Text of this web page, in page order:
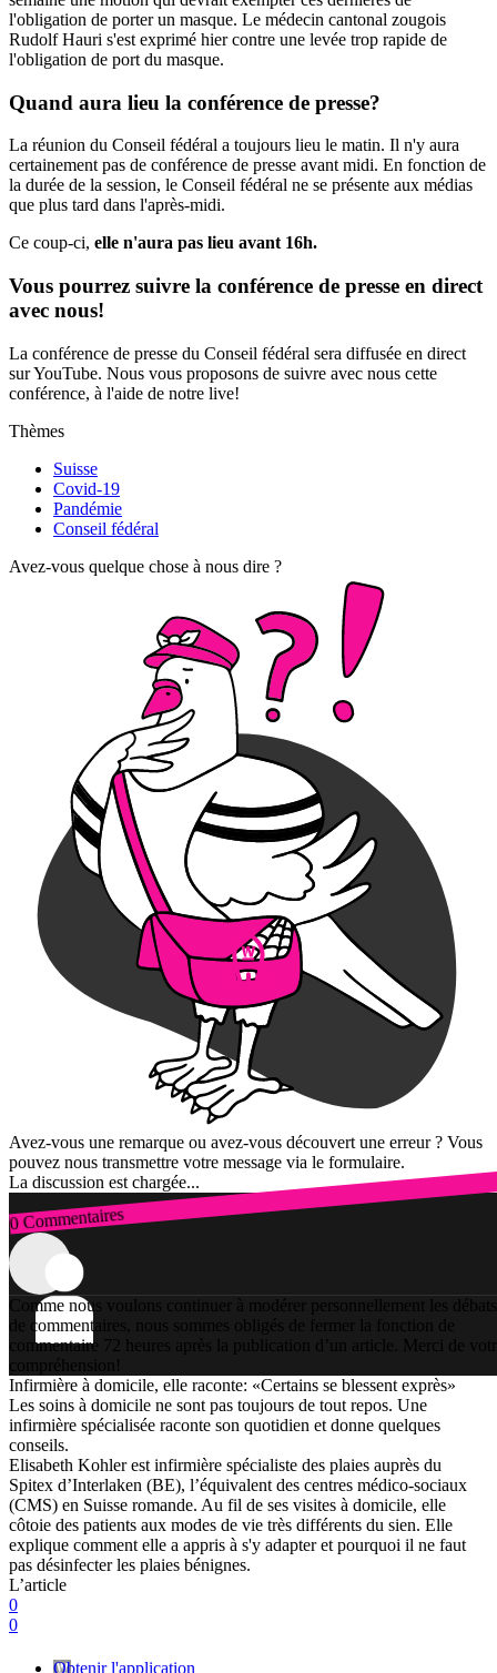
l'obligation de porter un masque. Le médecin cantonal zougois
Rudolf Hauri s'est exprimé hier contre une levée trop rapide de
l'obligation de port du masque.
Quand aura lieu la conférence de presse?
La réunion du Conseil fédéral a toujours lieu le matin. Il n'y aura
certainement pas de conférence de presse avant midi. En fonction de
la durée de la session, le Conseil fédéral ne se présente aux médias
que plus tard dans l'après-midi.
Ce coup-ci, elle n'aura pas lieu avant 16h.
Vous pourrez suivre la conférence de presse en direct
avec nous!
La conférence de presse du Conseil fédéral sera diffusée en direct
sur YouTube. Nous vous proposons de suivre avec nous cette
conférence, à l'aide de notre live!
Thèmes
Suisse
Covid-19
Pandémie
Conseil fédéral
Avez-vous quelque chose à nous dire ?
Avez-vous une remarque ou avez-vous découvert une erreur ? Vous
pouvez nous transmettre votre message via le formulaire.
La discussion est chargée...
0 Commentaires
Connexion
Comme nous voulons continuer à modérer personnellement les débats
de commentaires, nous sommes obligés de fermer la fonction de
commentaire 72 heures après la publication d’un article. Merci de
compréhension!
Infirmière à domicile, elle raconte: «Certains se blessent exprès»
Les soins à domicile ne sont pas toujours de tout repos. Une
infirmière spécialisée raconte son quotidien et donne quelques
conseils.
Elisabeth Kohler est infirmière spécialiste des plaies auprès du
Spitex d’Interlaken (BE), l’équivalent des centres médico-sociaux
(CMS) en Suisse romande. Au fil de ses visites à domicile, elle
côtoie des patients aux modes de vie très différents du sien. Elle
explique comment elle a appris à s'y adapter et pourquoi il ne faut
pas désinfecter les plaies bénignes.
L’article
0
0
Obtenir l'application